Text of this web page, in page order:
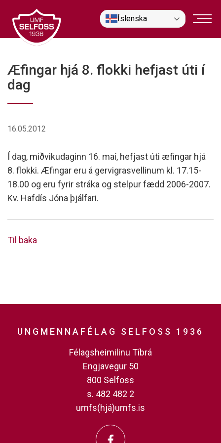
efni
Íslenska
Æfingar hjá 8. flokki hefjast úti í
dag
16.05.2012
Í dag, miðvikudaginn 16. maí, hefjast úti æfingar hjá
8. flokki. Æfingar eru á gervigrasvellinum kl. 17.15-
18.00 og eru fyrir stráka og stelpur fædd 2006-2007.
Kv. Hafdís Jóna þjálfari.
Til baka
UNGMENNAFÉLAG SELFOSS 1936
Félagsheimilinu Tíbrá
Engjavegur 50
800 Selfoss
s. 482 482 2
umfs(hjá)umfs.is